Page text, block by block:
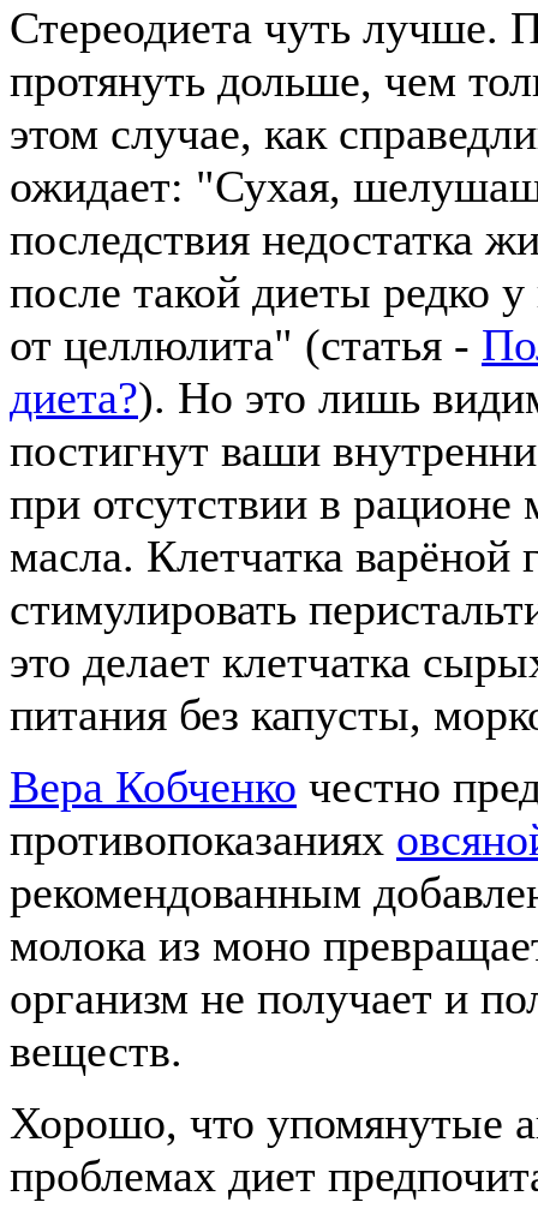
Стереодиета чуть лучше.
протянуть дольше, чем
этом случае, как
ожидает: "Сухая,
последствия недостатка
после такой диеты редко
от целлюлита" (статья -
диета?). Но это лишь
постигнут ваши
при отсутствии в
масла. Клетчатка варёной
стимулировать
это делает клетчатка
питания без капусты,
Вера Кобченко честно
противопоказаниях
рекомендованным
молока из моно
организм не получает и
веществ.
Хорошо, что упомянутые
проблемах диет